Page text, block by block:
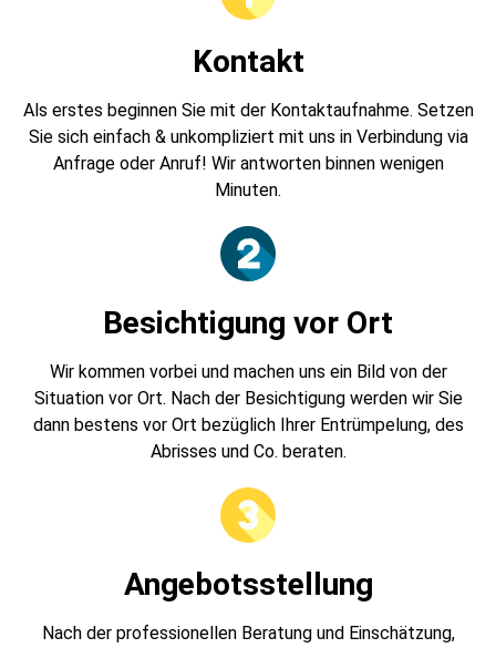
Kontakt
Als erstes beginnen Sie mit der Kontaktaufnahme. Setzen
Sie sich einfach & unkompliziert mit uns in Verbindung via
Anfrage oder Anruf! Wir antworten binnen wenigen
Minuten.
Besichtigung vor Ort
Wir kommen vorbei und machen uns ein Bild von der
Situation vor Ort. Nach der Besichtigung werden wir Sie
dann bestens vor Ort bezüglich Ihrer Entrümpelung, des
Abrisses und Co. beraten.
Angebotsstellung
Nach der professionellen Beratung und Einschätzung,